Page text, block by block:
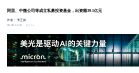
阿里、中微公司等成立私募投资基金，出资额39.1亿元
作者：李正操
06-08 14:30
1.1w